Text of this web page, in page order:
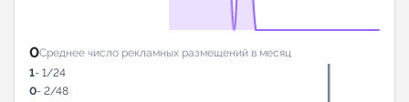
0Среднее число рекламных размещений в месяц
1- 1/24
0- 2/48